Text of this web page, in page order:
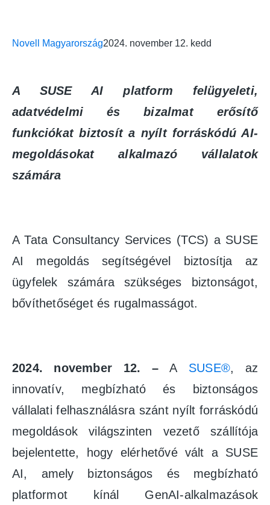
Novell Magyarország2024. november 12. kedd
A SUSE AI platform felügyeleti,
adatvédelmi és bizalmat erősítő
funkciókat biztosít a nyílt forráskódú AI-
megoldásokat alkalmazó vállalatok
számára
A Tata Consultancy Services (TCS) a SUSE
AI megoldás segítségével biztosítja az
ügyfelek számára szükséges biztonságot,
bővíthetőséget és rugalmasságot.
2024. november 12. –A SUSE®, az
innovatív, megbízható és biztonságos
vállalati felhasználásra szánt nyílt forráskódú
megoldások világszinten vezető szállítója
bejelentette, hogy elérhetővé vált a SUSE
AI, amely biztonságos és megbízható
platformot kínál GenAI-alkalmazások